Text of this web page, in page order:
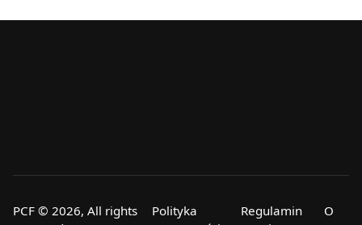
PCF © 2026, All rights
Polityka
Regulamin
O